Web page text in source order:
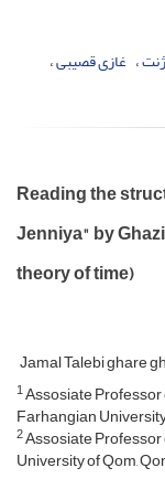
غازی قصیبی
Reading the
Jenniya" by
theory of time)
Jamal Talebi ghare
1Assosiate
Farhangian
2Assosiate
University of Qom,